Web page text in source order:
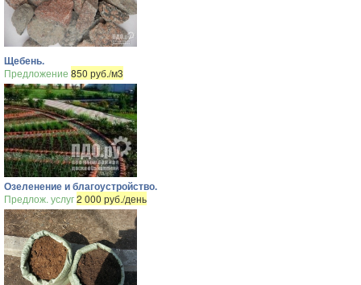
Щебень.
Предложение 850 руб./м3
Озеленение и благоустройство.
Предлож. услуг2 000 руб./день